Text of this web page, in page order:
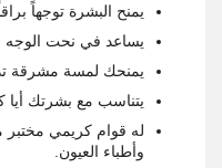
يمنح البشرة توجهاً
يساعد في نحت الوجه
يمنحك لمسة مشرقة تدوم
يتناسب مع بشرتك أيا
له قوام كريمي مختبر
وأطباء العيون.